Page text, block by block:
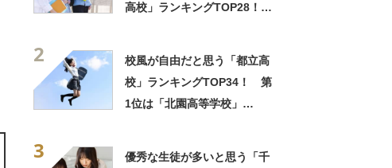
高校」ランキングTOP28！
2
校風が自由だと思う「都立高
校」ランキングTOP34！ 第
1位は「北園高等学校」
3
優秀な生徒が多いと思う「千